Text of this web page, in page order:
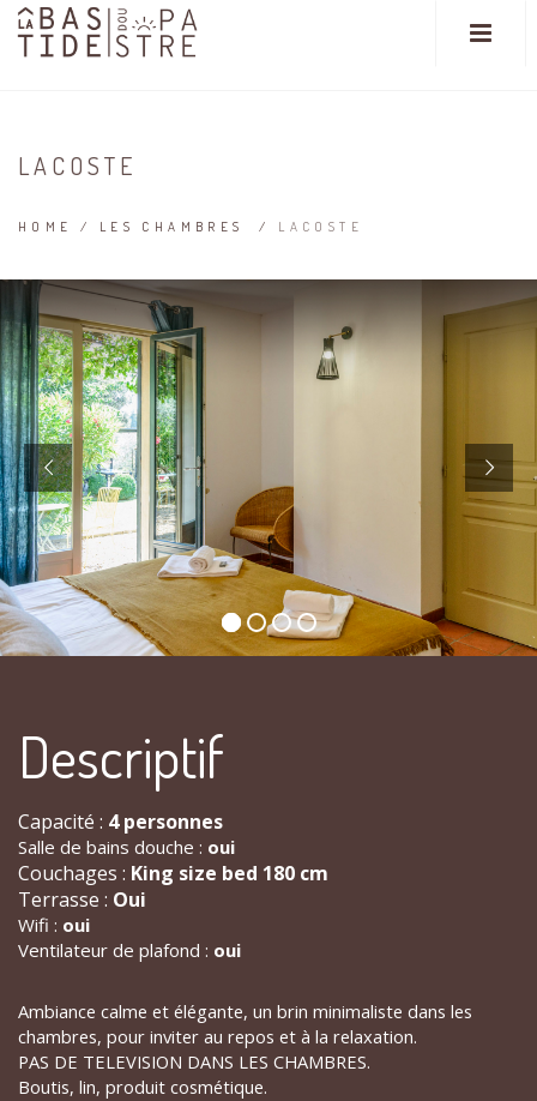
LACOSTE
HOME / LES CHAMBRES / LACOSTE
Descriptif
Capacité : 4 personnes
Salle de bains douche : oui
Couchages : King size bed 180 cm
Terrasse : Oui
Wifi : oui
Ventilateur de plafond : oui
Ambiance calme et élégante, un brin minimaliste dans les
chambres, pour inviter au repos et à la relaxation.
PAS DE TELEVISION DANS LES CHAMBRES.
Boutis, lin, produit cosmétique.